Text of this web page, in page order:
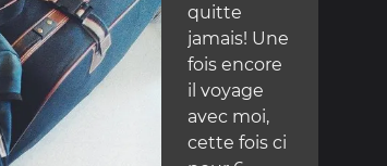
quitte
jamais! Une
fois encore
il voyage
avec moi,
cette fois ci